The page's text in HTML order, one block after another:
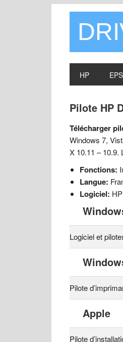
HP
Pilote HP
Télécharger
Windows 7,
X 10.11 – 10.9.
Fonctions:
Langue:
Logiciel:
Logiciel et
Pilote
Apple
Pilote